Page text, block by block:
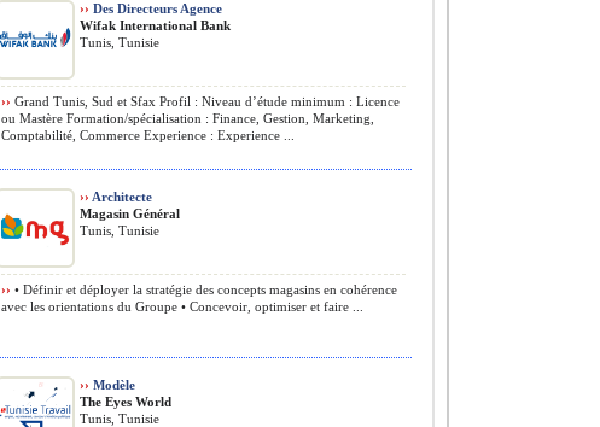
›› Des Directeurs Agence
Wifak International Bank
Tunis, Tunisie
›› Grand Tunis, Sud et Sfax Profil : Niveau d’étude minimum : Licence
ou Mastère Formation/spécialisation : Finance, Gestion, Marketing,
Comptabilité, Commerce Experience : Experience ...
›› Architecte
Magasin Général
Tunis, Tunisie
›› • Définir et déployer la stratégie des concepts magasins en cohérence
avec les orientations du Groupe • Concevoir, optimiser et faire ...
›› Modèle
The Eyes World
Tunis, Tunisie